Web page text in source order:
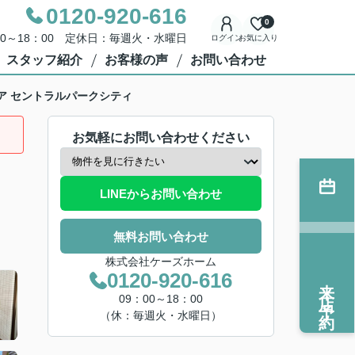
0120-920-616
～18：00 定休日：毎週火・水曜日 ログインお気に入り
0
スタッフ紹介 お客様の声 お問い合わせ
セントラルパークシティ
お気軽にお問い合わせください
LINEからお問い合わせ
無料お問い合わせ
株式会社ケーズホーム
0120-920-616
09：00～18：00
（休：毎週火・水曜日）
来店予約